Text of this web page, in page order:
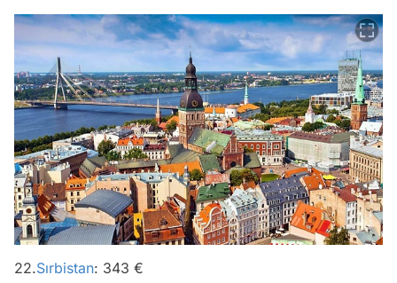
22.Sırbistan: 343 €